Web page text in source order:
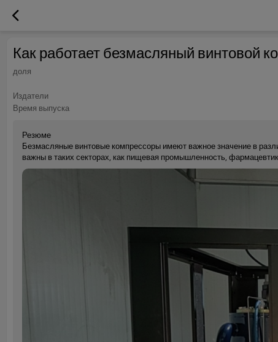
Как работает безмасляный винтовой
доля
Издатели
Время выпуска
Резюме
Безмасляные винтовые компрессоры имеют важное значение в
важны в таких секторах, как пищевая промышленность,